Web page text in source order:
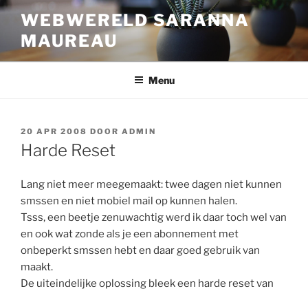
Ga
inhoud
WEBWERELD SARANNA
MAUREAU
Menu
GEPLAATST
OP
20 APR 2008 DOOR ADMIN
Harde Reset
Lang niet meer meegemaakt: twee dagen niet kunnen
smssen en niet mobiel mail op kunnen halen.
Tsss, een beetje zenuwachtig werd ik daar toch wel van
en ook wat zonde als je een abonnement met
onbeperkt smssen hebt en daar goed gebruik van
maakt.
De uiteindelijke oplossing bleek een harde reset van